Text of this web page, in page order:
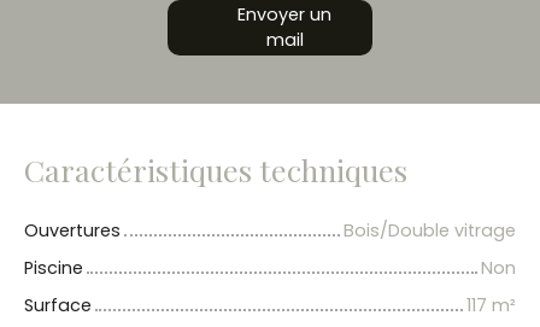
Envoyer un
mail
Caractéristiques techniques
Ouvertures
Bois/Double vitrage
Piscine
Non
Surface
117 m²